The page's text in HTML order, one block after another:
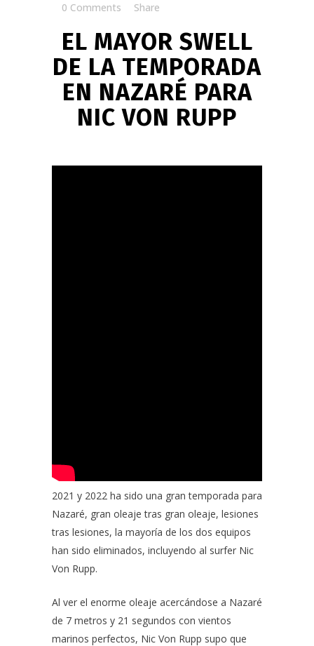
0 Comments
Share
EL MAYOR SWELL
DE LA TEMPORADA
EN NAZARÉ PARA
NIC VON RUPP
2021 y 2022 ha sido una gran temporada para
Nazaré, gran oleaje tras gran oleaje, lesiones
tras lesiones, la mayoría de los dos equipos
han sido eliminados, incluyendo al surfer Nic
Von Rupp.
Al ver el enorme oleaje acercándose a Nazaré
de 7 metros y 21 segundos con vientos
marinos perfectos, Nic Von Rupp supo que